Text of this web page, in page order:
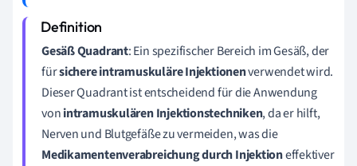
Gesäß Quadrant: Ein spezifischer Bereich im Gesäß, der
fürsichere intramuskuläre Injektionenverwendet wird.
Dieser Quadrant ist entscheidend für die Anwendung
vonintramuskulären Injektionstechniken, da er hilft,
Nerven und Blutgefäße zu vermeiden, was die
Medikamentenverabreichung durch Injektioneffektiver